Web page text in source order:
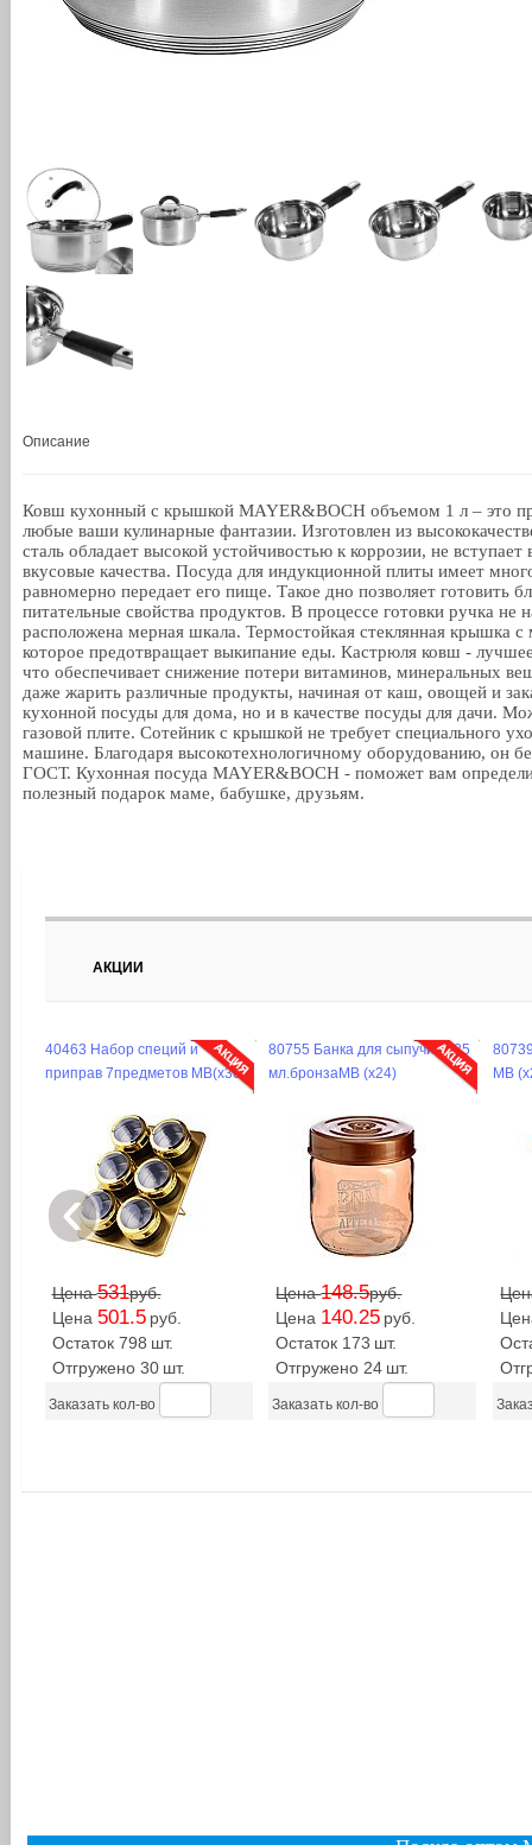
Описание
Ковш кухонный с крышкой MAYER&BOCH объемом 1 л – это
любые ваши кулинарные фантазии. Изготовлен из
сталь обладает высокой устойчивостью к коррозии, не
вкусовые качества. Посуда для индукционной плиты имеет
равномерно передает его пище. Такое дно позволяет
питательные свойства продуктов. В процессе готовки ручка
расположена мерная шкала. Термостойкая стеклянная крышка
которое предотвращает выкипание еды. Кастрюля ковш -
что обеспечивает снижение потери витаминов, минеральных
даже жарить различные продукты, начиная от каш, овощей и
кухонной посуды для дома, но и в качестве посуды для дачи.
газовой плите. Сотейник с крышкой не требует специального
машине. Благодаря высокотехнологичному оборудованию, он
ГОСТ. Кухонная посуда MAYER&BOCH - поможет вам
полезный подарок маме, бабушке, друзьям.
АКЦИИ
40463 Набор специй и
приправ 7предметов MB(х30)
Цена531руб.
Цена 501.5 руб.
Остаток 798 шт.
Отгружено 30 шт.
Заказать кол-во
80755 Банка для сыпучих 425
мл.бронзаMB (х24)
Цена148.5руб.
Цена 140.25 руб.
Остаток 173 шт.
Отгружено 24 шт.
Заказать кол-во
МВ
‹